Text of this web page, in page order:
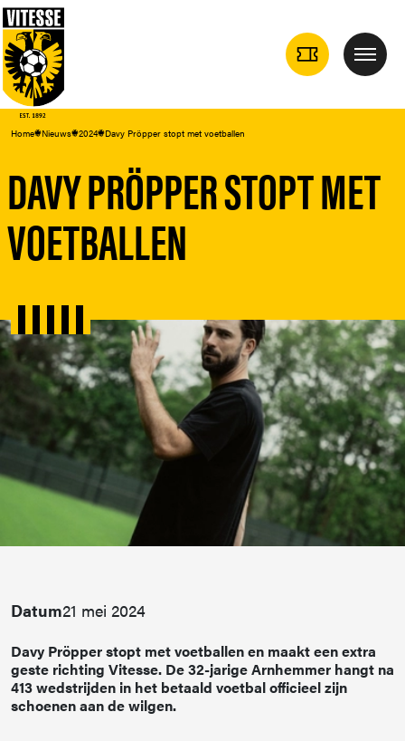
TICKETS
Menu
Home Nieuws 2024 Davy Pröpper stopt met voetballen
DAVY PRÖPPER STOPT MET
VOETBALLEN
Datum21 mei 2024
Davy Pröpper stopt met voetballen en maakt een extra
geste richting Vitesse. De 32-jarige Arnhemmer hangt na
413 wedstrijden in het betaald voetbal officieel zijn
schoenen aan de wilgen.